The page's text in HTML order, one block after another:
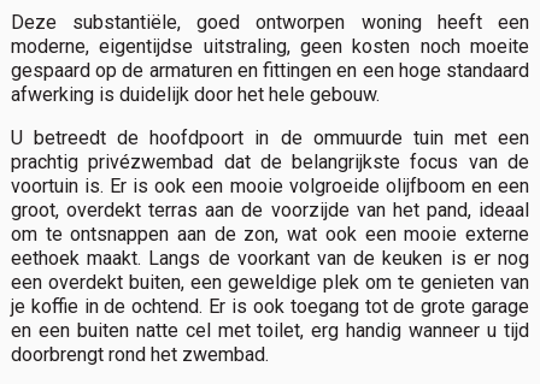
Deze substantiële, goed ontworpen woning heeft een
moderne, eigentijdse uitstraling, geen kosten noch moeite
gespaard op de armaturen en fittingen en een hoge standaard
afwerking is duidelijk door het hele gebouw.
U betreedt de hoofdpoort in de ommuurde tuin met een
prachtig privézwembad dat de belangrijkste focus van de
voortuin is. Er is ook een mooie volgroeide olijfboom en een
groot, overdekt terras aan de voorzijde van het pand, ideaal
om te ontsnappen aan de zon, wat ook een mooie externe
eethoek maakt. Langs de voorkant van de keuken is er nog
een overdekt buiten, een geweldige plek om te genieten van
je koffie in de ochtend. Er is ook toegang tot de grote garage
en een buiten natte cel met toilet, erg handig wanneer u tijd
doorbrengt rond het zwembad.